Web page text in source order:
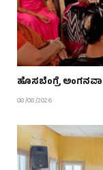
ಹೊಸಬೆಂಗ್ರೆ
08/08/2026